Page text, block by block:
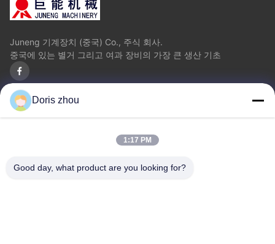
Juneng 기계장치 (중국) Co., 주식 회사.
중국에 있는 별거 그리고 여과 장비의 가장 큰 생산 기초
빠른 링크
개인정보 보호 정책
Doris zhou
1:17 PM
Good day, what product are you looking for?